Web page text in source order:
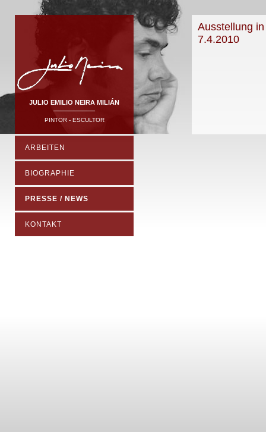
Ausstellung
7.4.2010
JULIO EMILIO NEIRA MILIÁN
PINTOR - ESCULTOR
ARBEITEN
BIOGRAPHIE
PRESSE / NEWS
KONTAKT